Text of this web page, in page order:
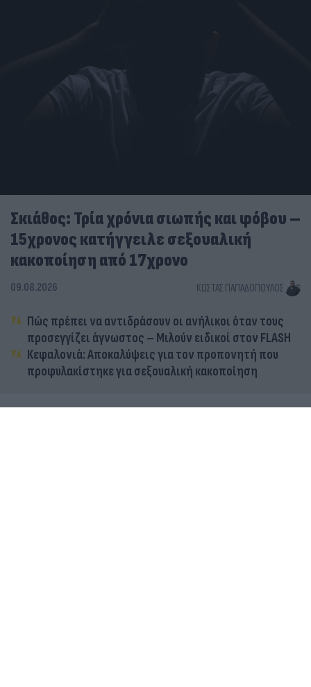
Σκιάθος: Τρία χρόνια σιωπής και φόβου –
15χρονος κατήγγειλε σεξουαλική
κακοποίηση από 17χρονο
09.08.2026 ΚΏΣΤΑΣ ΠΑΠΑΔΌΠΟΥΛΟΣ
Πώς πρέπει να αντιδράσουν οι ανήλικοι όταν τους
προσεγγίζει άγνωστος – Μιλούν ειδικοί στον FLASH
Κεφαλονιά: Αποκαλύψεις για τον προπονητή που
προφυλακίστηκε για σεξουαλική κακοποίηση